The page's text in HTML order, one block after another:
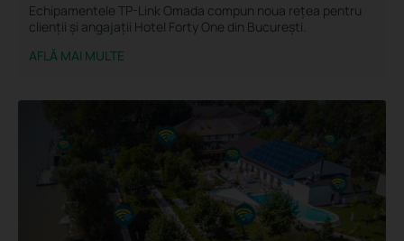
Echipamentele TP-Link Omada compun noua rețea pentru
clienții și angajații Hotel Forty One din București.
AFLĂ MAI MULTE